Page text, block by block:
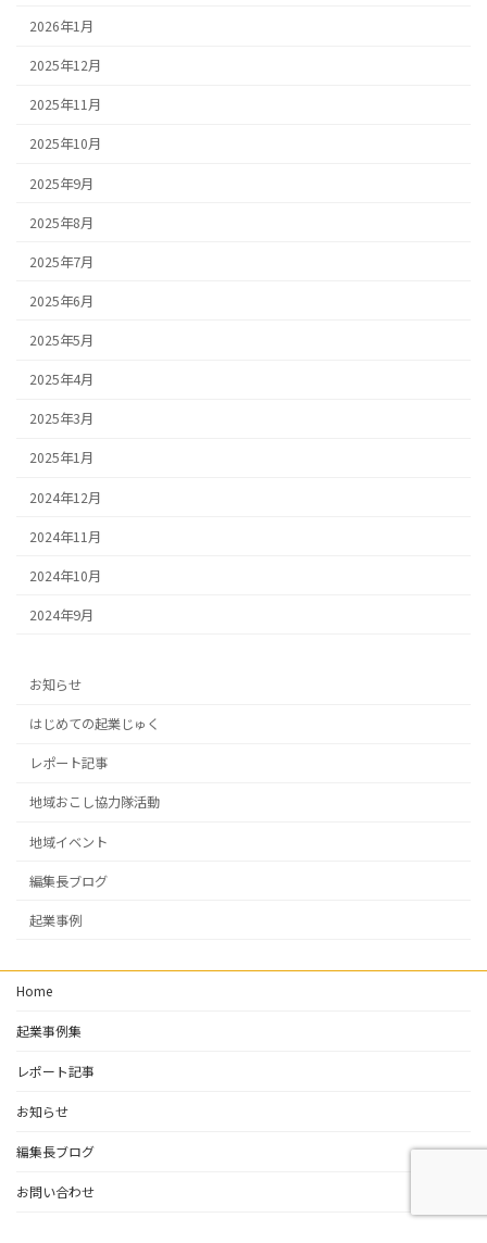
2026年1月
2025年12月
2025年11月
2025年10月
2025年9月
2025年8月
2025年7月
2025年6月
2025年5月
2025年4月
2025年3月
2025年1月
2024年12月
2024年11月
2024年10月
2024年9月
お知らせ
はじめての起業じゅく
レポート記事
地域おこし協力隊活動
地域イベント
編集長ブログ
起業事例
Home
起業事例集
レポート記事
お知らせ
編集長ブログ
お問い合わせ